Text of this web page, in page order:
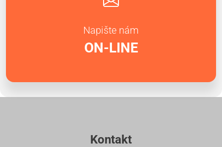
Napište nám
ON-LINE
Kontakt